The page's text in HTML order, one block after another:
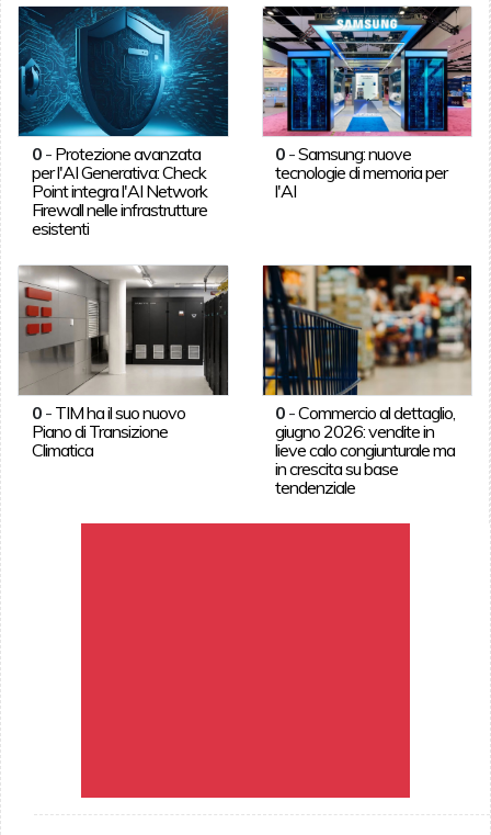
0- Protezione avanzata
per l'AI Generativa: Check
Point integra l'AI Network
Firewall nelle infrastrutture
esistenti
0 -Samsung: nuove
tecnologie di memoria per
l'AI
0- TIM ha il suo nuovo
Piano di Transizione
Climatica
0 -Commercio al dettaglio,
giugno 2026: vendite in
lieve calo congiunturale ma
in crescita su base
tendenziale